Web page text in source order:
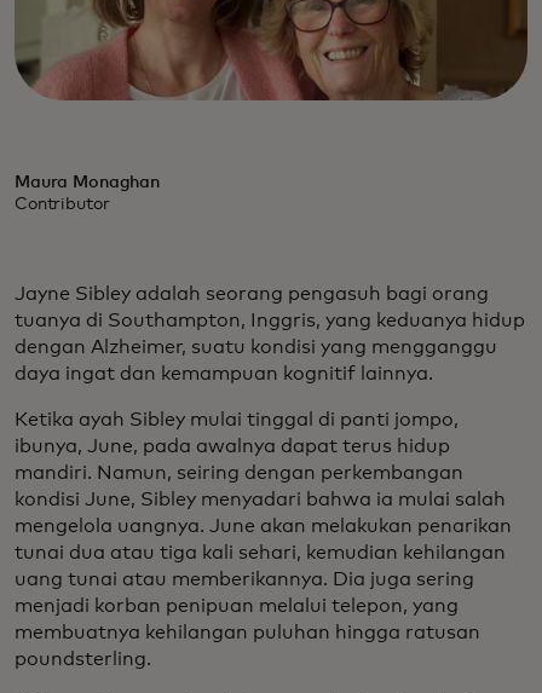
Maura Monaghan
Contributor
Jayne Sibley adalah seorang pengasuh bagi orang
tuanya di Southampton, Inggris, yang keduanya hidup
dengan Alzheimer, suatu kondisi yang mengganggu
daya ingat dan kemampuan kognitif lainnya.
Ketika ayah Sibley mulai tinggal di panti jompo,
ibunya, June, pada awalnya dapat terus hidup
mandiri. Namun, seiring dengan perkembangan
kondisi June, Sibley menyadari bahwa ia mulai salah
mengelola uangnya. June akan melakukan penarikan
tunai dua atau tiga kali sehari, kemudian kehilangan
uang tunai atau memberikannya. Dia juga sering
menjadi korban penipuan melalui telepon, yang
membuatnya kehilangan puluhan hingga ratusan
poundsterling.